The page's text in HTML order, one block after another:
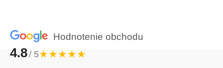
Hodnotenie obchodu
4.8/ 5★★★★★